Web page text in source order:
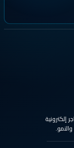
إلكترونية